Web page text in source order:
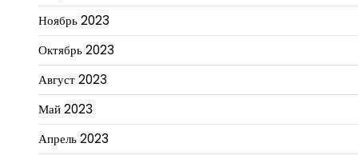
Ноябрь 2023
Октябрь 2023
Август 2023
Май 2023
Апрель 2023